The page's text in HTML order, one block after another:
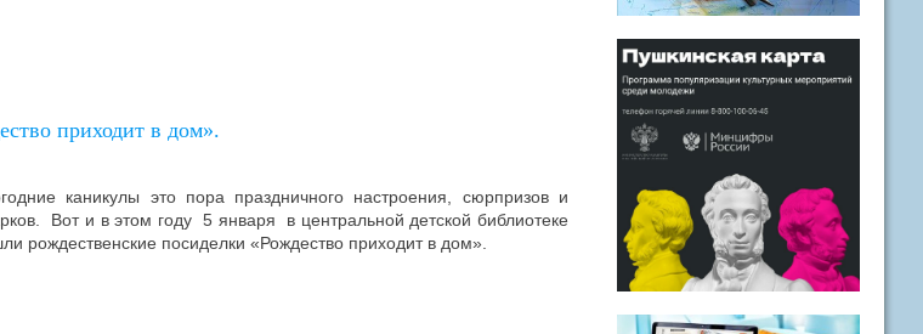
приходит в дом».
каникулы это пора праздничного настроения, сюрпризов и
Вот и в этом году 5 января в центральной детской библиотеке
рождественские посиделки «Рождество приходит в дом».